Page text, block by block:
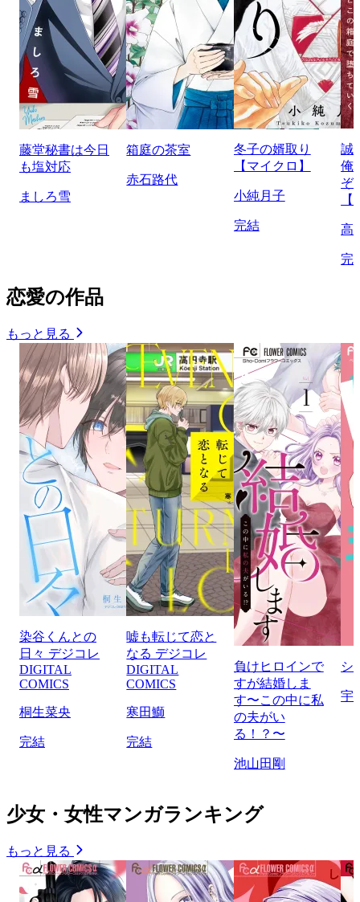
藤堂秘書は今日
も塩対応
ましろ雪
箱庭の茶室
赤石路代
冬子の婿取り
【マイクロ】
小純月子
完結
誠
俺
ぞ
高
完
恋愛の作品
もっと見る
染谷くんとの
日々 デジコレ
DIGITAL
COMICS
桐生菜央
完結
嘘も転じて恋と
なる デジコレ
DIGITAL
COMICS
寒田鰤
完結
負けヒロインで
すが結婚しま
す〜この中に私
の夫がい
る！？〜
池山田剛
シ
宇
少女・女性マンガランキング
もっと見る